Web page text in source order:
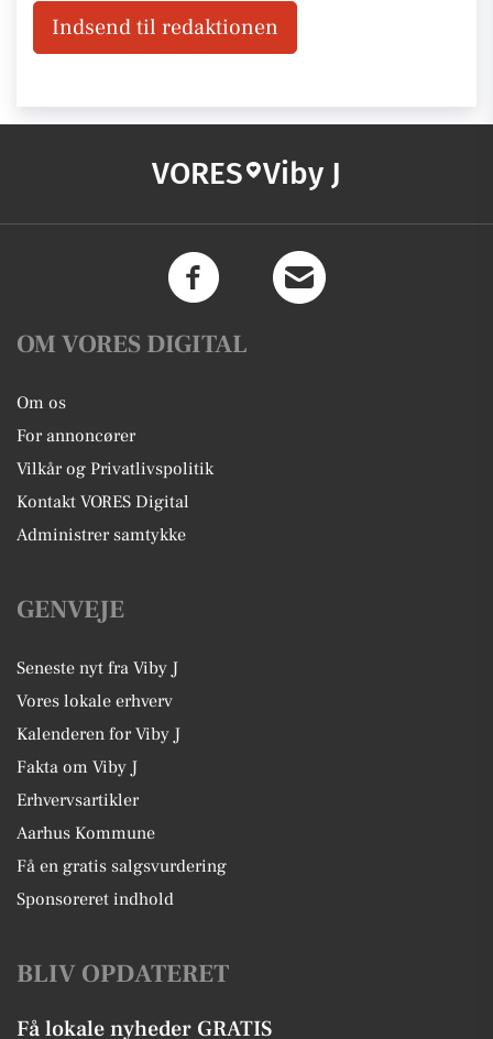
Indsend til redaktionen
VORES Viby J
OM VORES DIGITAL
Om os
For annoncører
Vilkår og Privatlivspolitik
Kontakt VORES Digital
Administrer samtykke
GENVEJE
Seneste nyt fra Viby J
Vores lokale erhverv
Kalenderen for Viby J
Fakta om Viby J
Erhvervsartikler
Aarhus Kommune
Få en gratis salgsvurdering
Sponsoreret indhold
BLIV OPDATERET
Få lokale nyheder GRATIS